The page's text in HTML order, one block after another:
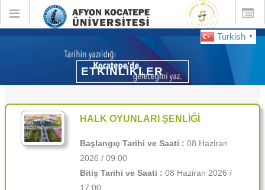
Toggle
global
Toggle
Turkish ▼
ETKİNLİKLER
Seçilen Etkinlik Bilgileri
HALK OYUNLARI ŞENLİĞİ
Başlangıç Tarihi ve Saati : 08 Haziran
2026 / 09:00
Bitiş Tarihi ve Saati : 08 Haziran 2026 /
17:00